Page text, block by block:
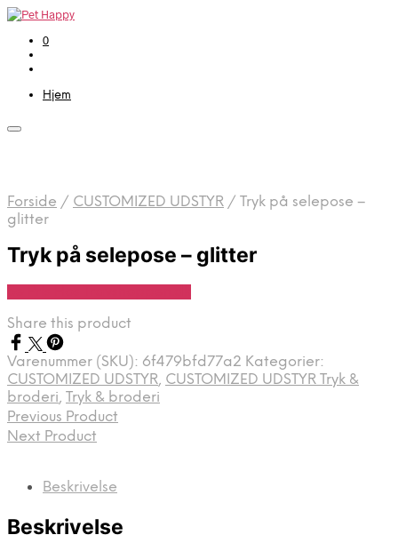
0
Hjem
Forside / CUSTOMIZED UDSTYR / Tryk på selepose –
glitter
Tryk på selepose – glitter
Share this product
Varenummer (SKU): 6f479bfd77a2 Kategorier:
CUSTOMIZED UDSTYR, CUSTOMIZED UDSTYR Tryk &
broderi, Tryk & broderi
Previous Product
Next Product
Beskrivelse
Beskrivelse